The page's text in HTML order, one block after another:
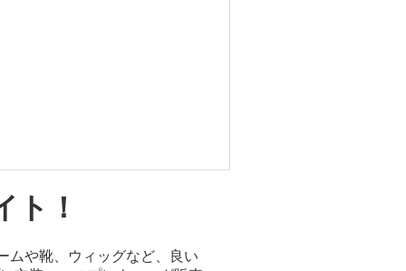
ト！
ムや靴、ウィッグなど、良い